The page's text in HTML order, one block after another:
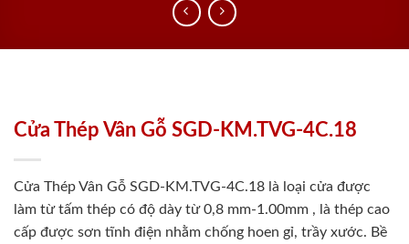
Cửa Thép Vân Gỗ SGD-KM.TVG-4C.18
Cửa Thép Vân Gỗ SGD-KM.TVG-4C.18 là loại cửa được
làm từ tấm thép có độ dày từ 0,8 mm-1.00mm , là thép cao
cấp được sơn tĩnh điện nhằm chống hoen gỉ, trầy xước. Bề